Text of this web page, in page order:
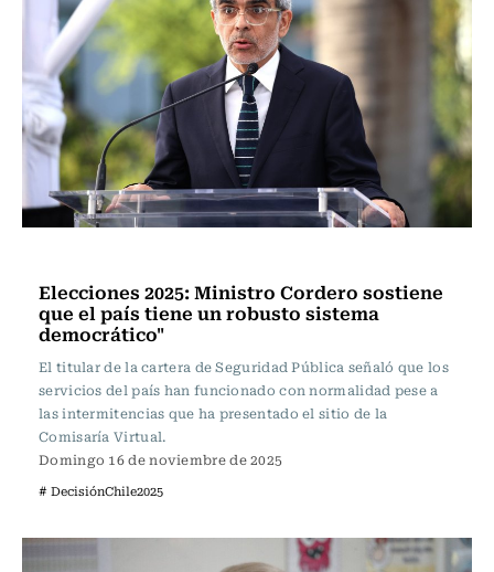
Elecciones 2025: Ministro Cordero sostiene
que el país tiene un robusto sistema
democrático"
El titular de la cartera de Seguridad Pública señaló que los
servicios del país han funcionado con normalidad pese a
las intermitencias que ha presentado el sitio de la
Comisaría Virtual.
Domingo 16 de noviembre de 2025
# DecisiónChile2025